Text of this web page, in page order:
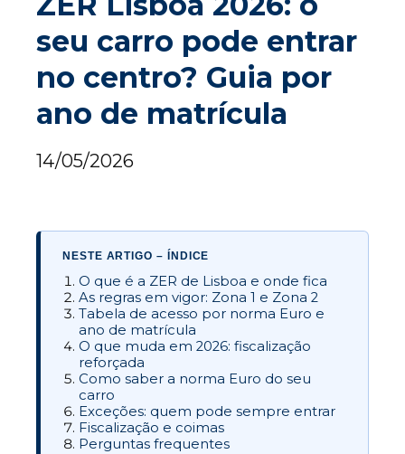
seu carro pode entrar
no centro? Guia por
ano de matrícula
14/05/2026
NESTE ARTIGO – ÍNDICE
O que é a ZER de Lisboa e onde fica
As regras em vigor: Zona 1 e Zona 2
Tabela de acesso por norma Euro e
ano de matrícula
O que muda em 2026: fiscalização
reforçada
Como saber a norma Euro do seu
carro
Exceções: quem pode sempre entrar
Fiscalização e coimas
Perguntas frequentes